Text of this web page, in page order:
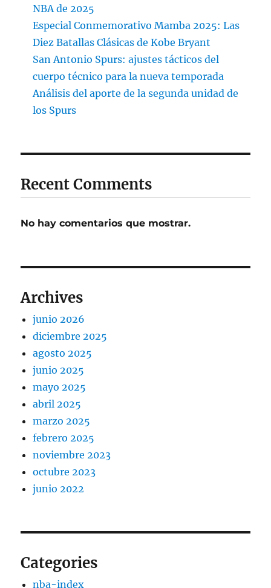
NBA de 2025
Especial Conmemorativo Mamba 2025: Las
Diez Batallas Clásicas de Kobe Bryant
San Antonio Spurs: ajustes tácticos del
cuerpo técnico para la nueva temporada
Análisis del aporte de la segunda unidad de
los Spurs
Recent Comments
No hay comentarios que mostrar.
Archives
junio 2026
diciembre 2025
agosto 2025
junio 2025
mayo 2025
abril 2025
marzo 2025
febrero 2025
noviembre 2023
octubre 2023
junio 2022
Categories
nba-index